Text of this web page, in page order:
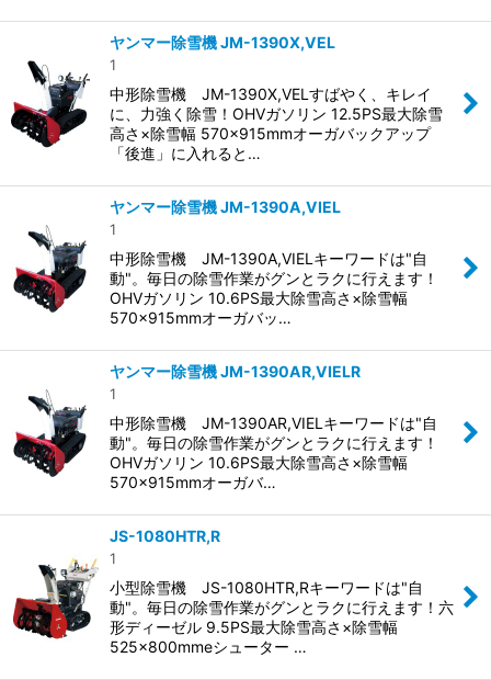
ヤンマー除雪機 JM-1390X,VEL
1
中形除雪機 JM-1390X,VELすばやく、キレイ
に、力強く除雪！OHVガソリン 12.5PS最大除雪
高さ×除雪幅 570×915mmオーガバックアップ
「後進」に入れると…
ヤンマー除雪機 JM-1390A,VIEL
1
中形除雪機 JM-1390A,VIELキーワードは"自
動"。毎日の除雪作業がグンとラクに行えます！
OHVガソリン 10.6PS最大除雪高さ×除雪幅
570×915mmオーガバッ…
ヤンマー除雪機 JM-1390AR,VIELR
1
中形除雪機 JM-1390AR,VIELキーワードは"自
動"。毎日の除雪作業がグンとラクに行えます！
OHVガソリン 10.6PS最大除雪高さ×除雪幅
570×915mmオーガバ…
JS-1080HTR,R
1
小型除雪機 JS-1080HTR,Rキーワードは"自
動"。毎日の除雪作業がグンとラクに行えます！六
形ディーゼル 9.5PS最大除雪高さ×除雪幅
525×800mmeシューター …